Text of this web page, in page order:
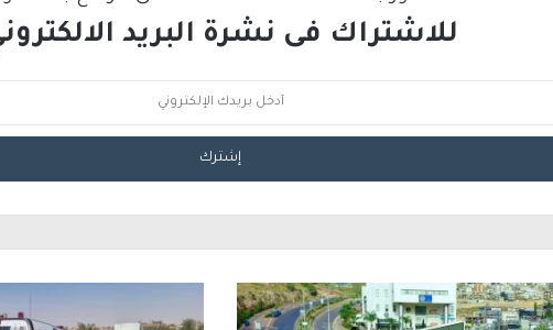
للاشتراك فى نشرة البريد